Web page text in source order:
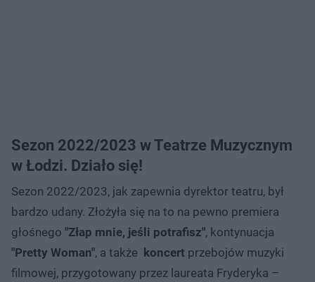
Sezon 2022/2023 w Teatrze Muzycznym
w Łodzi. Działo się!
Sezon 2022/2023, jak zapewnia dyrektor teatru, był
bardzo udany. Złożyła się na to na pewno premiera
głośnego "Złap mnie, jeśli potrafisz", kontynuacja
"Pretty Woman", a także koncert przebojów muzyki
filmowej, przygotowany przez laureata Fryderyka –